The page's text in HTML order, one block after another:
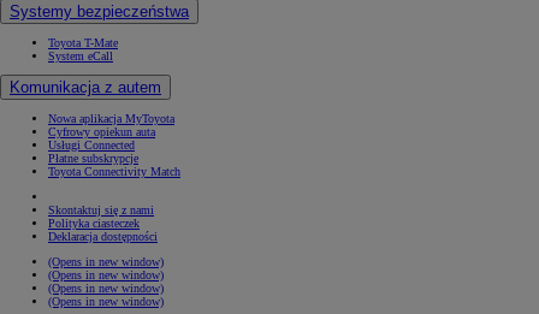
Systemy bezpieczeństwa
Toyota T-Mate
System eCall
Komunikacja z autem
Nowa aplikacja MyToyota
Cyfrowy opiekun auta
Usługi Connected
Płatne subskrypcje
Toyota Connectivity Match
Skontaktuj się z nami
Polityka ciasteczek
Deklaracja dostępności
(Opens in new window)
(Opens in new window)
(Opens in new window)
(Opens in new window)